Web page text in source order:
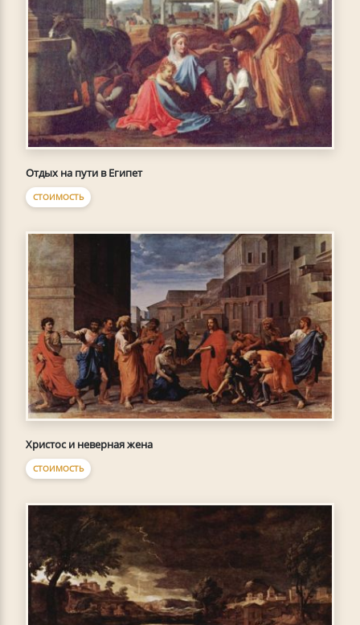
Отдых на пути в Египет
СТОИМОСТЬ
Христос и неверная жена
СТОИМОСТЬ